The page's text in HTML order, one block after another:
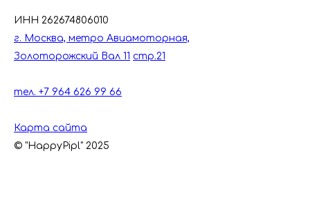
ИНН 262674806010
г. Москва, метро Авиамоторная,
Золоторожский Вал 11 стр.21
тел. +7 964 626 99 66
Карта сайта
© "HappyPipl" 2025